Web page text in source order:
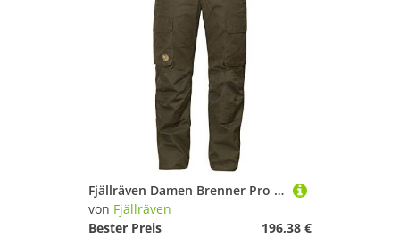
Fjällräven Damen Brenner Pro Winter Hose, Dark Olive, 34 EU
von Fjällräven
Bester Preis
196,38 €